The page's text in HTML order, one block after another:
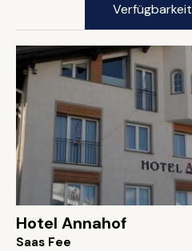
Hotel Annahof
Saas Fee